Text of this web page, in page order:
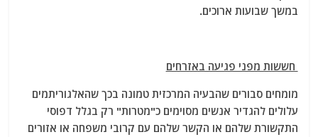
במשך שבועות ארוכים.
חששות מפני פגיעה באזרחים
מומחים סבורים שהבעיה המרכזית טמונה בכך שהאלגוריתמים
עלולים להגדיר אנשים מסוימים כ"מטרות" רק בגלל דפוסי
התקשורת שלהם או הקשר שלהם עם קרובי משפחה או אזורים